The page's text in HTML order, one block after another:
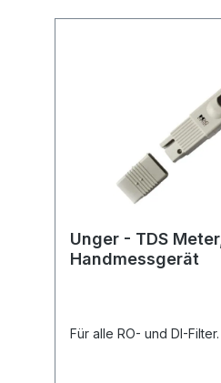
Unger - TDS Meter,
Handmessgerät
Für alle RO- und DI-Filter.